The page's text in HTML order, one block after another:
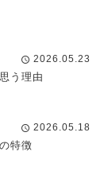
う理由
schedule 2026.05.23
特徴
schedule 2026.05.18